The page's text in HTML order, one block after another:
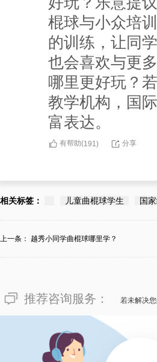
棍球与小众培
的训练，让同
也会喜欢与更
哪里更好玩？
教学机构，国
富表达。
有帮助(191 ) 分享
相关标签： 儿童曲棍球学生 国
上一条： 越秀小同学曲棍球哪里学？
推荐咨询服务： 若未解决